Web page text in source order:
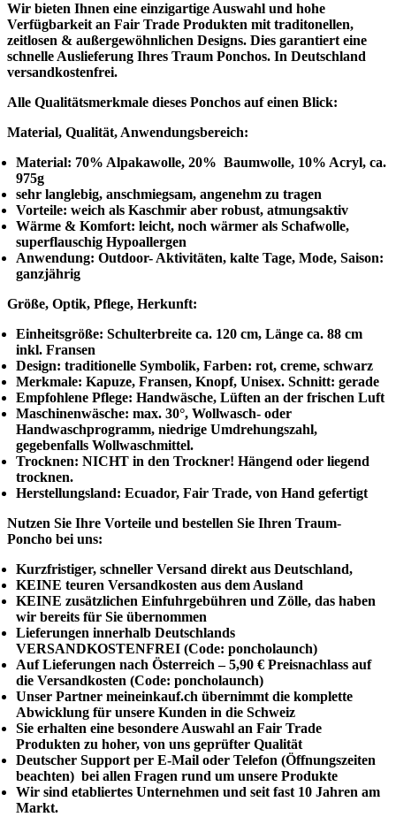
Wir bieten Ihnen eine einzigartige Auswahl und hohe
Verfügbarkeit an Fair Trade Produkten mit traditonellen,
zeitlosen & außergewöhnlichen Designs. Dies garantiert eine
schnelle Auslieferung Ihres Traum Ponchos. In Deutschland
versandkostenfrei.
Alle Qualitätsmerkmale dieses Ponchos auf einen Blick:
Material, Qualität, Anwendungsbereich:
Material: 70% Alpakawolle, 20% Baumwolle, 10% Acryl, ca.
975g
sehr langlebig, anschmiegsam, angenehm zu tragen
Vorteile: weich als Kaschmir aber robust, atmungsaktiv
Wärme & Komfort: leicht, noch wärmer als Schafwolle,
superflauschig Hypoallergen
Anwendung: Outdoor- Aktivitäten, kalte Tage, Mode, Saison:
ganzjährig
Größe, Optik, Pflege, Herkunft:
Einheitsgröße: Schulterbreite ca. 120 cm, Länge ca. 88 cm
inkl. Fransen
Design: traditionelle Symbolik, Farben: rot, creme, schwarz
Merkmale: Kapuze, Fransen, Knopf, Unisex. Schnitt: gerade
Empfohlene Pflege: Handwäsche, Lüften an der frischen Luft
Maschinenwäsche: max. 30°, Wollwasch- oder
Handwaschprogramm, niedrige Umdrehungszahl,
gegebenfalls Wollwaschmittel.
Trocknen: NICHT in den Trockner! Hängend oder liegend
trocknen.
Herstellungsland: Ecuador, Fair Trade, von Hand gefertigt
Nutzen Sie Ihre Vorteile und bestellen Sie Ihren Traum-
Poncho bei uns:
Kurzfristiger, schneller Versand direkt aus Deutschland,
KEINE teuren Versandkosten aus dem Ausland
KEINE zusätzlichen Einfuhrgebühren und Zölle, das haben
wir bereits für Sie übernommen
Lieferungen innerhalb Deutschlands
VERSANDKOSTENFREI (Code: poncholaunch)
Auf Lieferungen nach Österreich – 5,90 € Preisnachlass auf
die Versandkosten (Code: poncholaunch)
Unser Partner meineinkauf.ch übernimmt die komplette
Abwicklung für unsere Kunden in die Schweiz
Sie erhalten eine besondere Auswahl an Fair Trade
Produkten zu hoher, von uns geprüfter Qualität
Deutscher Support per E-Mail oder Telefon (Öffnungszeiten
beachten) bei allen Fragen rund um unsere Produkte
Wir sind etabliertes Unternehmen und seit fast 10 Jahren am
Markt.